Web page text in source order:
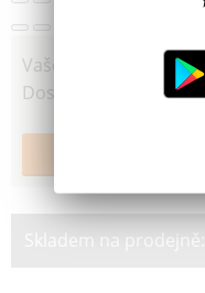
Vaše cena
Dostupnost
Skladem na prodejně: